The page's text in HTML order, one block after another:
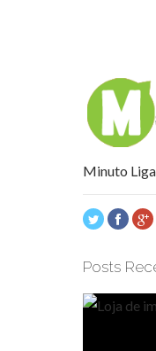
Minuto
Posts